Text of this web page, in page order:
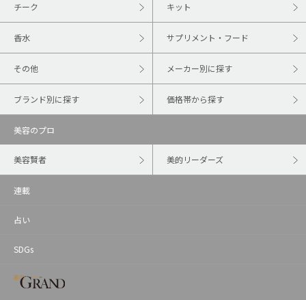
チーク キット
香水 サプリメント・フード
その他 メーカー別に探す
ブランド別に探す 価格帯から探す
美容のプロ
美容賢者 美的リーダーズ
連載
占い
SDGs